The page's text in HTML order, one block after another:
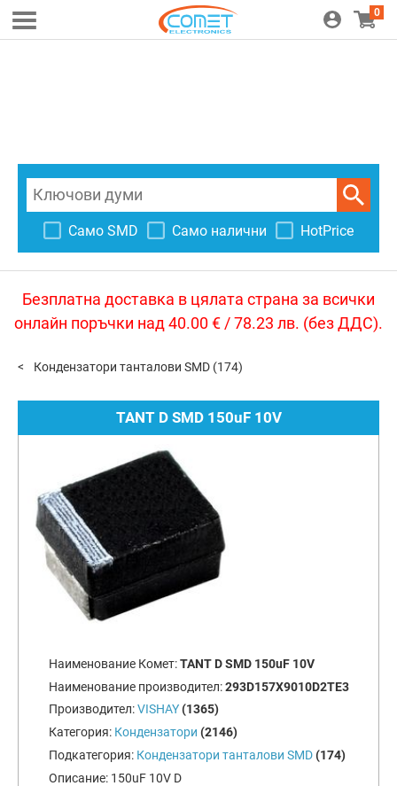
0
Само SMD Само налични HotPrice
Безплатна доставка в цялата страна за всички
онлайн поръчки над 40.00 € / 78.23 лв. (без ДДС).
Кондензатори танталови SMD (174)
TANT D SMD 150uF 10V
Наименование Комет:TANT D SMD 150uF 10V
Наименование производител:293D157X9010D2TE3
Производител:VISHAY (1365)
Категория: Кондензатори (2146)
Подкатегория: Кондензатори танталови SMD (174)
Описание: 150uF 10V D